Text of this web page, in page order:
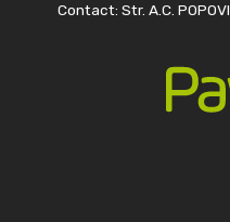
Contact: Str. A.C.